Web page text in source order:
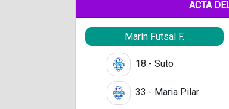
ACTA
Marín Futsal F.
18 - Suto
33 - Maria Pilar